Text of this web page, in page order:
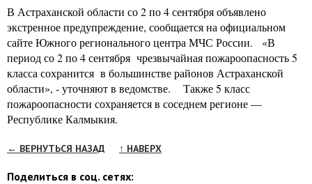
В Астраханской области со 2 по 4 сентября объявлено
экстренное предупреждение, сообщается на официальном
сайте Южного регионального центра МЧС России. «В
период со 2 по 4 сентября чрезвычайная пожароопасность 5
класса сохранится в большинстве районов Астраханской
области», - уточняют в ведомстве. Также 5 класс
пожароопасности сохраняется в соседнем регионе —
Республике Калмыкия.
← ВЕРНУТЬСЯ НАЗАД ↑ НАВЕРХ
Поделиться в соц. сетях: